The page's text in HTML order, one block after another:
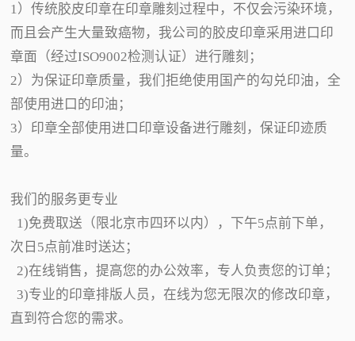
1）传统胶皮印章在印章雕刻过程中，不仅会污染环境，
而且会产生大量致癌物，我公司的胶皮印章采用进口印
章面（经过ISO9002检测认证）进行雕刻；
2）为保证印章质量，我们拒绝使用国产的勾兑印油，全
部使用进口的印油；
3）印章全部使用进口印章设备进行雕刻，保证印迹质
量。
我们的服务更专业
1)免费取送（限北京市四环以内），下午5点前下单，
次日5点前准时送达；
2)在线销售，提高您的办公效率，专人负责您的订单；
3)专业的印章排版人员，在线为您无限次的修改印章，
直到符合您的需求。